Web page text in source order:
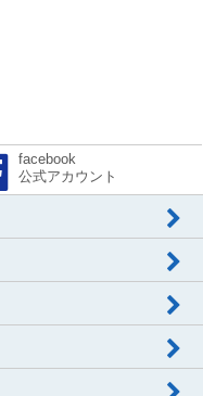
facebook
公式アカウント